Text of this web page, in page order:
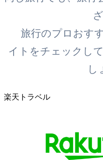
旅行のプロおす
イトをチェックし
し
楽天トラベル